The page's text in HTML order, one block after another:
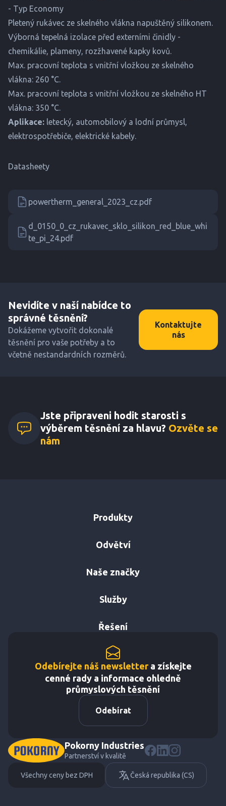
- Typ Economy
Pletený rukávec ze skelného vlákna napuštěný silikonem.
Výborná tepelná izolace před externími činidly -
chemikálie, plameny, rozžhavené kapky kovů.
Max. pracovní teplota s vnitřní vložkou ze skelného
vlákna: 260 °C.
Max. pracovní teplota s vnitřní vložkou ze skelného HT
vlákna: 350 °C.
Aplikace: letecký, automobilový a lodní průmysl,
elektrospotřebiče, elektrické kabely.
Datasheety
powertherm_general_2023_cz.pdf
d_0150_0_cz_rukavec_sklo_silikon_red_blue_whi
te_pi_24.pdf
Nevidíte v naší nabídce to
správné těsnění?
Dokážeme vytvořit dokonalé
těsnění pro vaše potřeby a to
včetně nestandardních rozměrů.
Kontaktujte
nás
Jste připraveni hodit starosti s
výběrem těsnění za hlavu? Ozvěte se
nám
Produkty
Odvětví
Naše značky
Služby
Řešení
Odebírejte náš newslettera získejte
cenné rady a informace ohledně
průmyslových těsnění
Odebírat
Pokorny Industries
Partnerství v kvalitě
Všechny ceny bez DPH Česká republika (CS)